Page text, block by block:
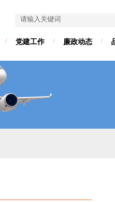
/ 党建工作 / 廉政动态 /